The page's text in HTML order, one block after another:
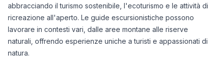
abbracciando il turismo sostenibile, l'ecoturismo e le attività di
ricreazione all'aperto. Le guide escursionistiche possono
lavorare in contesti vari, dalle aree montane alle riserve
naturali, offrendo esperienze uniche a turisti e appassionati di
natura.